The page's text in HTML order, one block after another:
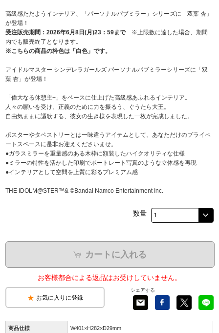
ラブライブ！シリーズ
ラブライブ！
ラブライブ！虹ヶ咲学園スクールアイドル同好会
ラブライブ！スーパースター!!
モフモフパレード
高級感ただようインテリア、「パーソナルパブミラー」シリーズに「双葉 杏」
が登場！
受注販売期間：2026年6月8日(月)23：59まで※上限数に達した場合、期間
内でも販売終了となります。
※こちらの商品の枠色は「白色」です。
アイドルマスター シンデレラガールズ パーソナルパブミラーシリーズに「双
葉 杏」が登場！
「偉大なる休憩主+」をベースに仕上げた高級感あふれるインテリア。
人々の願いを受け、正義のために力を振るう、ぐうたら大王。
自由気ままに謳歌する、彼女の生き様を表現した一枚が完成しました。
ポスターやタペストリーとは一味違うアイテムとして、あなただけのプライベ
ートスペースに是非お迎えくださいませ。
●ガラスミラーを重量感のある木枠に額装したハイクオリティな仕様
●ミラーの特性を活かした印刷でポートレート写真のような立体感を再現
●インテリアとして空間を上質に彩るプレミアム感
THE IDOLM@STER™& ©Bandai Namco Entertainment Inc.
数量
カートに入れる
お客様都合による返品はお受けしていません。
お気に入りに登録
シェアする
商品仕様
W401×H282×D29mm